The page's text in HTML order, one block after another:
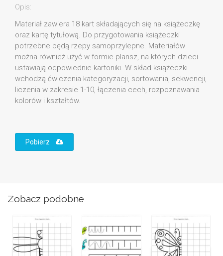
Opis:
Materiał zawiera 18 kart składających się na książeczkę
oraz kartę tytułową. Do przygotowania książeczki
potrzebne będą rzepy samoprzylepne. Materiałów
można również użyć w formie plansz, na których dzieci
ustawiają odpowiednie kartoniki. W skład książeczki
wchodzą ćwiczenia kategoryzacji, sortowania, sekwencji,
liczenia w zakresie 1-10, łączenia cech, rozpoznawania
kolorów i kształtów.
Pobierz
Zobacz podobne